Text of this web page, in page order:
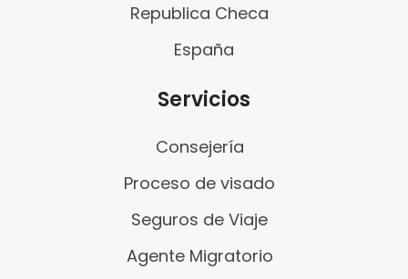
Republica Checa
España
Servicios
Consejería
Proceso de visado
Seguros de Viaje
Agente Migratorio